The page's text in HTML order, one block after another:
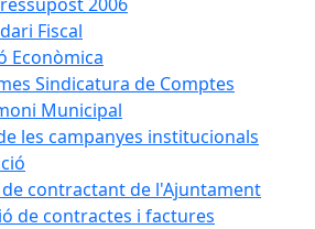
Fiscal
Econòmica
Sindicatura de Comptes
Municipal
les campanyes institucionals
contractant de l'Ajuntament
de contractes i factures